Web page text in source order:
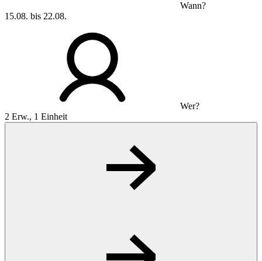
Wann?
15.08. bis 22.08.
Wer?
2 Erw., 1 Einheit